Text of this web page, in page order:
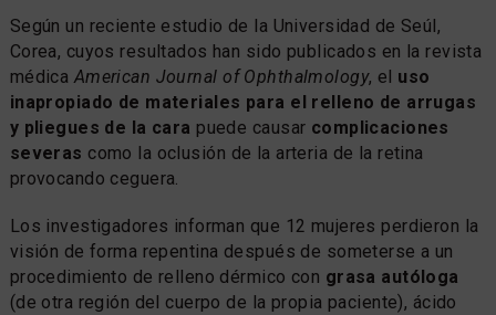
Según un reciente estudio de la Universidad de Seúl,
Corea, cuyos resultados han sido publicados en la revista
médicaAmerican Journal of Ophthalmology, el uso
inapropiado de materiales para el relleno de arrugas
y pliegues de la cara puede causar complicaciones
severas como la oclusión de la arteria de la retina
provocando ceguera.
Los investigadores informan que 12 mujeres perdieron la
visión de forma repentina después de someterse a un
procedimiento de relleno dérmico con grasa autóloga
(de otra región del cuerpo de la propia paciente), ácido